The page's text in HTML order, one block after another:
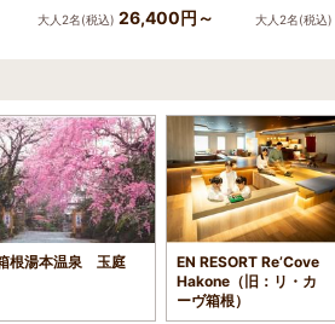
大人2名(税込) 26,400円～ 大人2名(税込)
根湯本温泉 玉庭
EN RESORT Re’Cove
Hakone（旧：リ・カ
ーヴ箱根）